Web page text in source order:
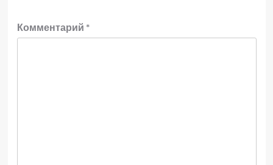
Комментарий *